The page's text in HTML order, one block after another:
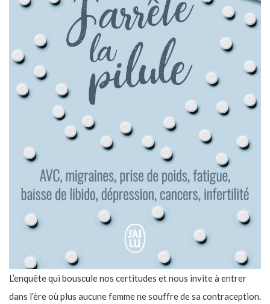
L’enquête qui bouscule nos certitudes et nous invite à entrer
dans l’ère où plus aucune femme ne souffre de sa contraception.